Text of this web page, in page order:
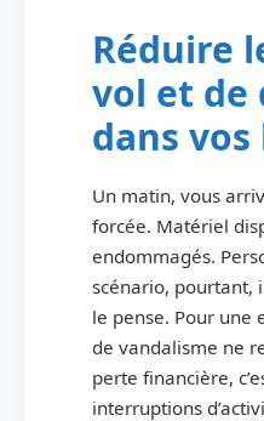
Réduire
vol et de
dans
Un matin, vous
forcée. Matériel
endommagés.
scénario, pourtant,
le pense. Pour une
de vandalisme ne
perte financière,
interruptions